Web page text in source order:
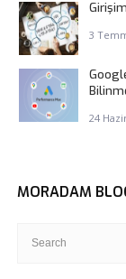
3
24
MORADAM